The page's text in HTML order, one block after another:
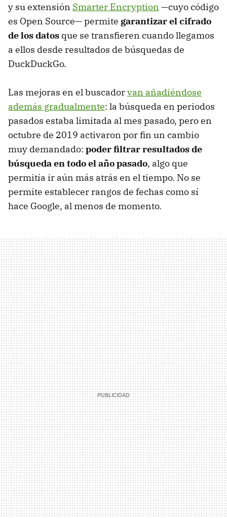
y su extensión Smarter Encryption —cuyo código
es Open Source— permite garantizar el cifrado
de los datos que se transfieren cuando llegamos
a ellos desde resultados de búsquedas de
DuckDuckGo.
Las mejoras en el buscadorvan añadiéndose
además gradualmente: la búsqueda en periodos
pasados estaba limitada al mes pasado, pero en
octubre de 2019 activaron por fin un cambio
muy demandado: poder filtrar resultados de
búsqueda en todo el año pasado, algo que
permitía ir aún más atrás en el tiempo. No se
permite establecer rangos de fechas como sí
hace Google, al menos de momento.